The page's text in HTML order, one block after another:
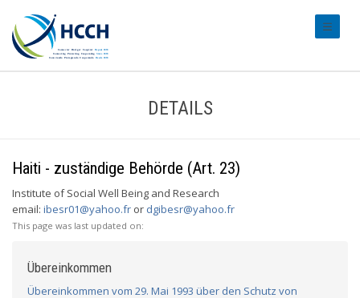
DETAILS
Haiti - zuständige Behörde (Art. 23)
Institute of Social Well Being and Research
email: ibesr01@yahoo.fr or dgibesr@yahoo.fr
This page was last updated on:
Übereinkommen
Übereinkommen vom 29. Mai 1993 über den Schutz von